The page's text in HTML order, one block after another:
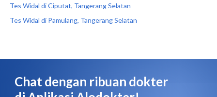
Tes Widal di Ciputat, Tangerang Selatan
Tes Widal di Pamulang, Tangerang Selatan